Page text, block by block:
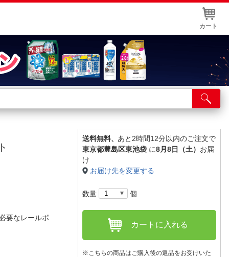
カート
舗サービス
ト取り置き
情報・店舗一覧
要なレールボ
送料無料、 あと2時間12分以内のご注文で
東京都豊島区東池袋 に8月8日（土） お届
け
お届け先を変更する
数量 個
カートに入れる
※こちらの商品はご購入後の返品をお受けいた